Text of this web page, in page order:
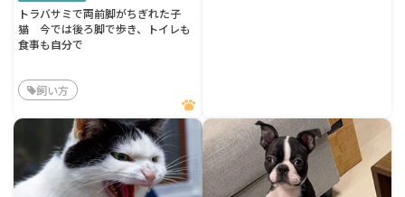
トラバサミで両前脚がちぎれた子
猫 今では後ろ脚で歩き、トイレも
食事も自分で
飼い方